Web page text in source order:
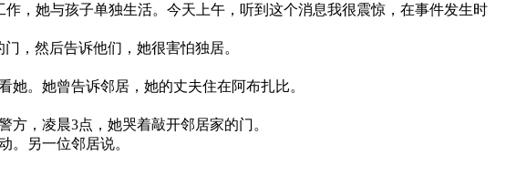
，她与孩子单独生活。今天上午，听到这个消息我很震惊，在事件发生时
，然后告诉他们，她很害怕独居。
。她曾告诉邻居，她的丈夫住在阿布扎比。
，凌晨3点，她哭着敲开邻居家的门。
。另一位邻居说。